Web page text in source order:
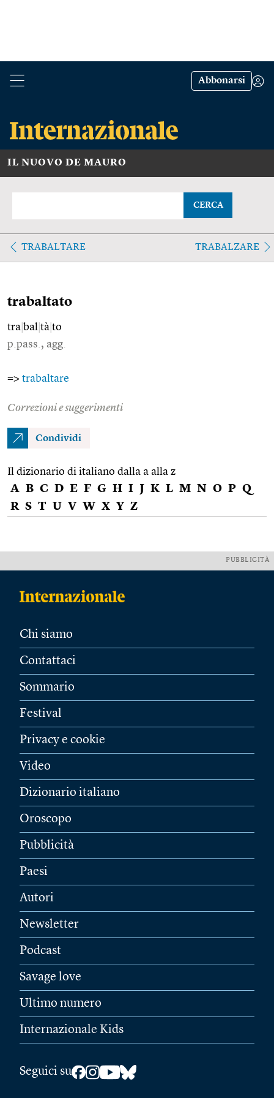
Abbonarsi
IL NUOVO DE MAURO
CERCA
TRABALTARE TRABALZARE
trabaltato
tra bal tà to
p.pass., agg.
=> trabaltare
Correzioni e suggerimenti
Condividi
Il dizionario di italiano dalla a alla z
A B C D E F G H I J K L M N O P Q
R S T U V W X Y Z
PUBBLICITÀ
Chi siamo
Contattaci
Sommario
Festival
Privacy e cookie
Video
Dizionario italiano
Oroscopo
Pubblicità
Paesi
Autori
Newsletter
Podcast
Savage love
Ultimo numero
Internazionale Kids
Seguici su